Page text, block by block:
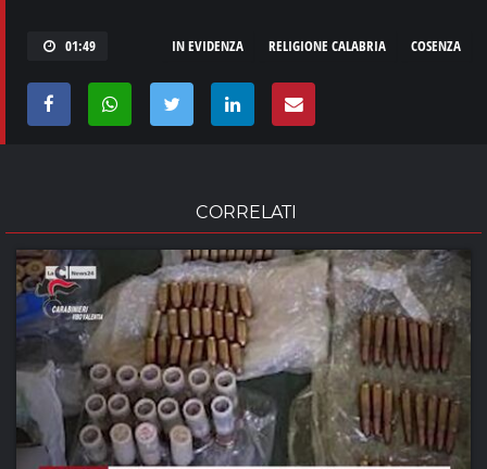
01:49 COSENZA
RELIGIONE CALABRIA
IN EVIDENZA
CORRELATI